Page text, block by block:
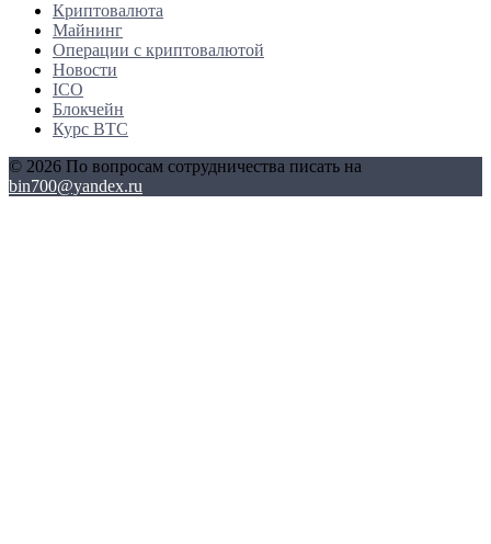
Криптовалюта
Майнинг
Операции с криптовалютой
Новости
ICO
Блокчейн
Курс BTC
© 2026 По вопросам сотрудничества писать на
bin700@yandex.ru